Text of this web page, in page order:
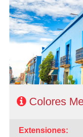
- Ruta: 3 Noches
2 Noches en San
- Categoría
Régimen: HD + 2
Colores
extensiones: